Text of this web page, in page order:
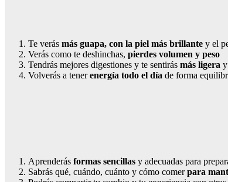
Te verás más guapa, con la piel más brillante y el
Verás como te deshinchas, pierdes volumen y peso
Tendrás mejores digestiones y te sentirás más ligera
Volverás a tenerenergía todo el día de forma
Aprenderás formas sencillas y adecuadas para
Sabrás qué, cuándo, cuánto y cómo comerpara